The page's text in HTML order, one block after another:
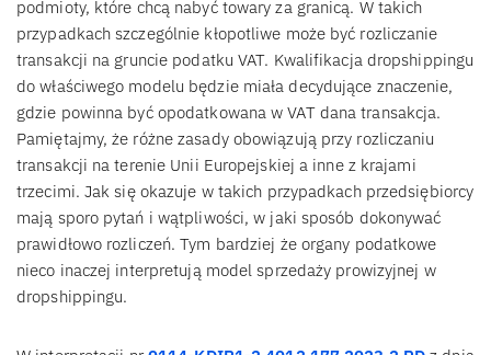
podmioty, które chcą nabyć towary za granicą. W takich
przypadkach szczególnie kłopotliwe może być rozliczanie
transakcji na gruncie podatku VAT. Kwalifikacja dropshippingu
do właściwego modelu będzie miała decydujące znaczenie,
gdzie powinna być opodatkowana w VAT dana transakcja.
Pamiętajmy, że różne zasady obowiązują przy rozliczaniu
transakcji na terenie Unii Europejskiej a inne z krajami
trzecimi. Jak się okazuje w takich przypadkach przedsiębiorcy
mają sporo pytań i wątpliwości, w jaki sposób dokonywać
prawidłowo rozliczeń. Tym bardziej że organy podatkowe
nieco inaczej interpretują model sprzedaży prowizyjnej w
dropshippingu.